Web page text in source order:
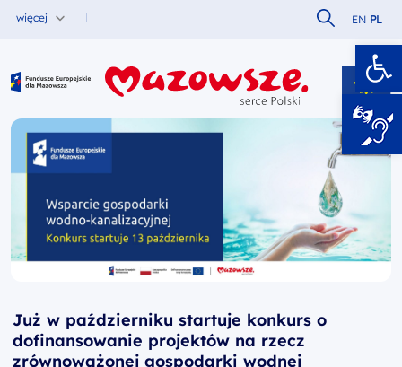
więcej Szukaj w
EN PL
Fundusze Europejskie dla Mazowsza
Już w październiku startuje konkurs o
dofinansowanie projektów na rzecz
zrównoważonej gospodarki wodnej